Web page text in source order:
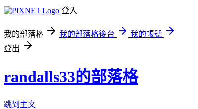
登入
我的部落格 我的部落格後台
我的帳號
登出
randalls33的部落格
跳到主文